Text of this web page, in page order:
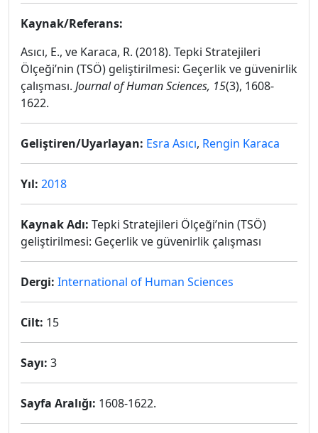
Kaynak/Referans:
Asıcı, E., ve Karaca, R. (2018). Tepki Stratejileri
Ölçeği’nin (TSÖ) geliştirilmesi: Geçerlik ve güvenirlik
çalışması. Journal of Human Sciences, 15(3), 1608-
1622.
Geliştiren/Uyarlayan: Esra Asıcı, Rengin Karaca
Yıl: 2018
Kaynak Adı: Tepki Stratejileri Ölçeği’nin (TSÖ)
geliştirilmesi: Geçerlik ve güvenirlik çalışması
Dergi: International of Human Sciences
Cilt: 15
Sayı: 3
Sayfa Aralığı: 1608-1622.